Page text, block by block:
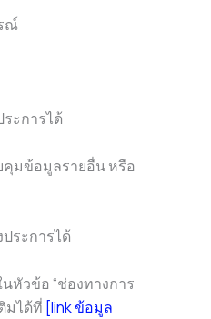
ณ์
ะการได้
คุมข้อมูลรายอื่น หรือ
ระการได้
หัวข้อ “ช่องทางการ
มได้ที่ [link ข้อมูล